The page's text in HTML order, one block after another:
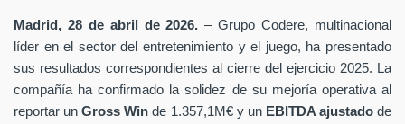
Madrid, 28 de abril de 2026. – Grupo Codere, multinacional
líder en el sector del entretenimiento y el juego, ha presentado
sus resultados correspondientes al cierre del ejercicio 2025. La
compañía ha confirmado la solidez de su mejoría operativa al
reportar unGross Winde 1.357,1M€ y un EBITDA ajustadode